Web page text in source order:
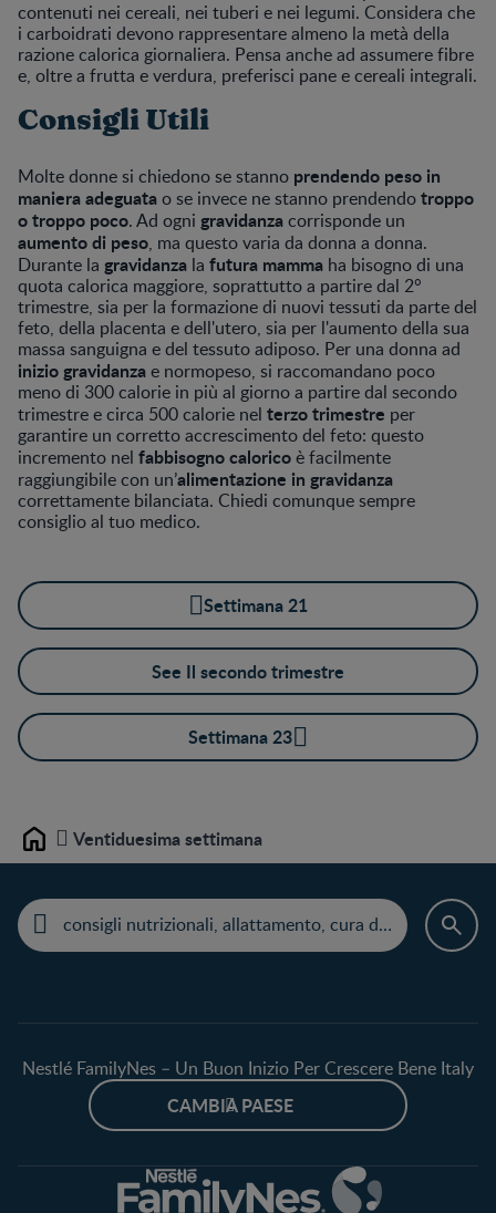
contenuti nei cereali, nei tuberi e nei legumi. Considera che
i carboidrati devono rappresentare almeno la metà della
razione calorica giornaliera. Pensa anche ad assumere fibre
e, oltre a frutta e verdura, preferisci pane e cereali integrali.
Consigli Utili
Molte donne si chiedono se stanno prendendo peso in
maniera adeguatao se invece ne stanno prendendotroppo
o troppo poco. Ad ogni gravidanzacorrisponde un
aumento di peso, ma questo varia da donna a donna.
Durante la gravidanza la futura mamma ha bisogno di una
quota calorica maggiore, soprattutto a partire dal 2°
trimestre, sia per la formazione di nuovi tessuti da parte del
feto, della placenta e dell'utero, sia per l'aumento della sua
massa sanguigna e del tessuto adiposo. Per una donna ad
inizio gravidanzae normopeso, si raccomandano poco
meno di 300 calorie in più al giorno a partire dal secondo
trimestre e circa 500 calorie nel terzo trimestre per
garantire un corretto accrescimento del feto: questo
incremento nel fabbisogno caloricoè facilmente
raggiungibile con un’alimentazione in gravidanza
correttamente bilanciata. Chiedi comunque sempre
consiglio al tuo medico.
Settimana 21
See Il secondo trimestre
Settimana 23
Home Ventiduesima settimana
Nestlé FamilyNes – Un Buon Inizio Per Crescere Bene Italy
CAMBIA PAESE